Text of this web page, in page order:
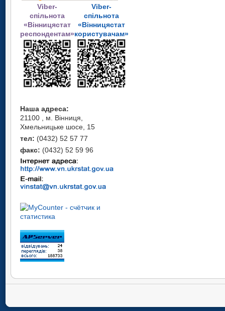
Viber-
спільнота
«Вінницястат
респондентам»
Viber-
спільнота
«Вінницястат
користувачам»
Наша адреса:
21100 , м. Вінниця,
Хмельницьке шосе, 15
тел: (0432) 52 57 77
факс: (0432) 52 59 96